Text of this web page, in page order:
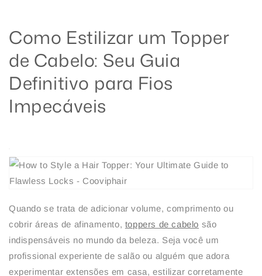
Como Estilizar um Topper
de Cabelo: Seu Guia
Definitivo para Fios
Impecáveis
Quando se trata de adicionar volume, comprimento ou
cobrir áreas de afinamento, toppers de cabelo são
indispensáveis no mundo da beleza. Seja você um
profissional experiente de salão ou alguém que adora
experimentar extensões em casa, estilizar corretamente